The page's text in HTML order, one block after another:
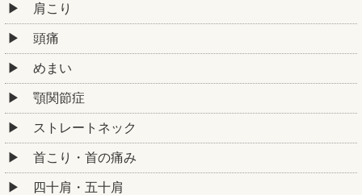
肩こり
頭痛
めまい
顎関節症
ストレートネック
首こり・首の痛み
四十肩・五十肩